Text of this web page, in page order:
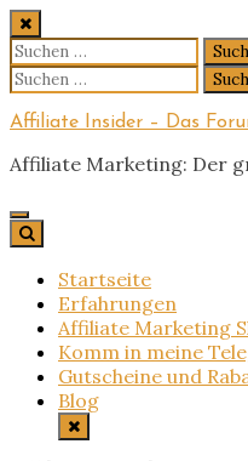
Skip
to
content
Suchen
nach:
Suchen
nach:
Affiliate Insider – Das
Affiliate Marketing: Der
Startseite
Erfahrungen
Affiliate Marketing
Komm in meine
Gutscheine und
Blog